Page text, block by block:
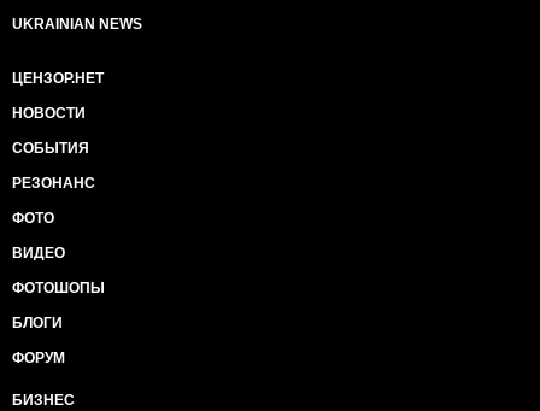
UKRAINIAN NEWS
ЦЕНЗОР.НЕТ
НОВОСТИ
СОБЫТИЯ
РЕЗОНАНС
ФОТО
ВИДЕО
ФОТОШОПЫ
БЛОГИ
ФОРУМ
БИЗНЕС